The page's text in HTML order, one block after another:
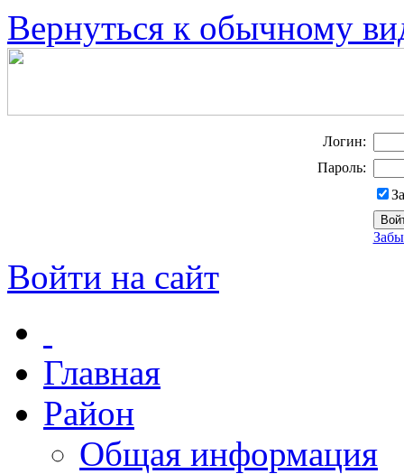
Вернуться к обычному
Логин:
Пароль:
Войти на сайт
Главная
Район
Общая информация